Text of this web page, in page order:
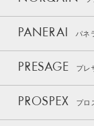
PANERAI パネ
PRESAGE プレ
PROSPEX プロ